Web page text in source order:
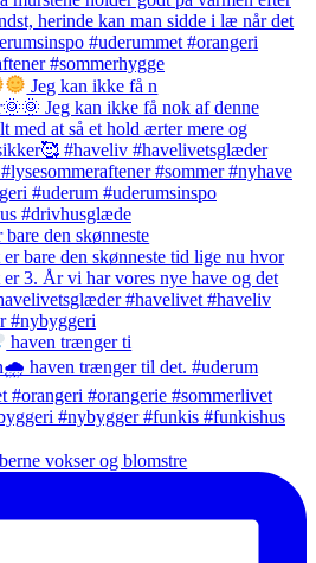
Jeg kan ikke få n
bare den skønneste
haven trænger ti
vokser og blomstre